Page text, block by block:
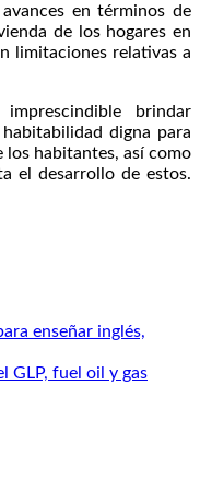
en términos de
de los hogares en
limitaciones relativas a
brindar
digna para
los habitantes, así como
el desarrollo de estos.
enseñar inglés,
GLP, fuel oil y gas